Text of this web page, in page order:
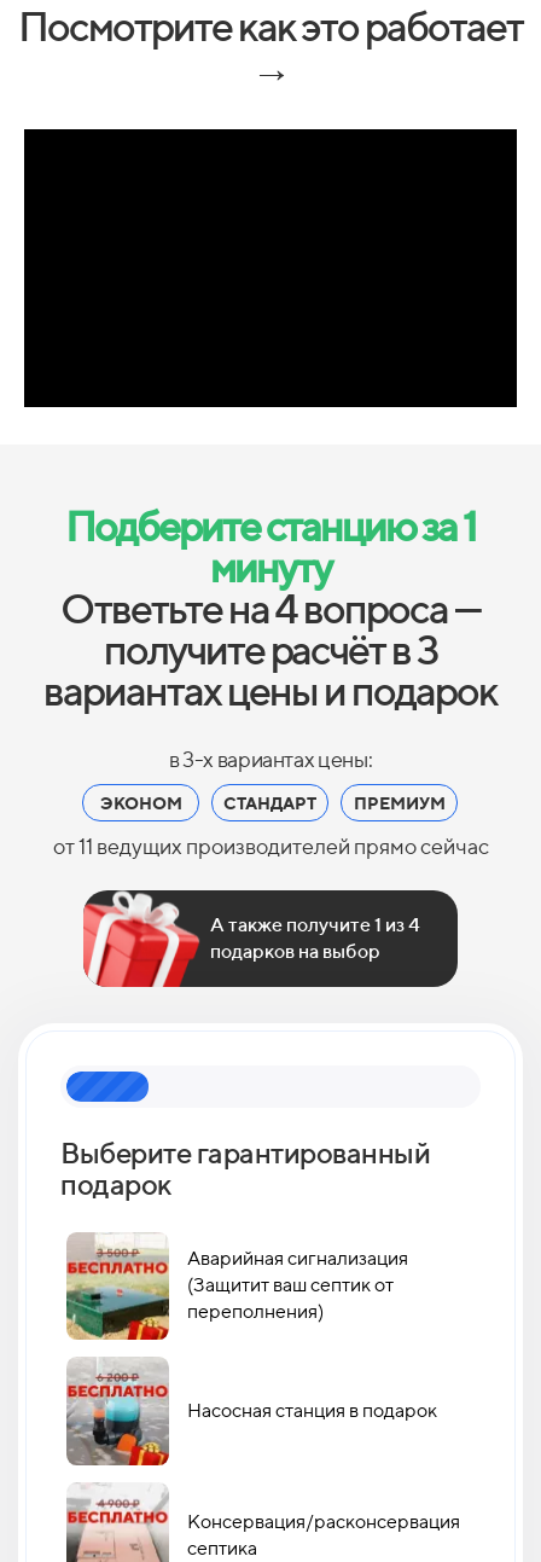
Посмотрите как это работает
→
Подберите станцию за 1
минуту
Ответьте на 4 вопроса —
получите расчёт в 3
вариантах цены и подарок
в 3-х вариантах цены:
ЭКОНОМ СТАНДАРТ ПРЕМИУМ
от 11 ведущих производителей прямо сейчас
А также получите 1 из 4
подарков на выбор
Выберите гарантированный
подарок
Аварийная сигнализация
(Защитит ваш септик от
переполнения)
Насосная станция в подарок
Консервация/расконсервация
септика